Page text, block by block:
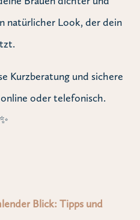
natürlicher Look, der dein
Kurzberatung und sichere
oder telefonisch.
Blick: Tipps und